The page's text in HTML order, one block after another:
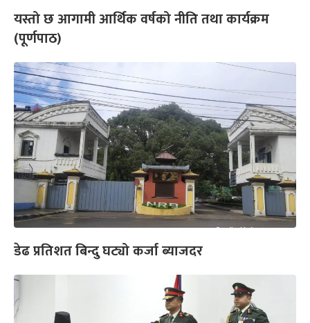
यस्तो छ आगामी आर्थिक वर्षको नीति तथा कार्यक्रम
(पूर्णपाठ)
डेढ प्रतिशत बिन्दु घट्यो कर्जा ब्याजदर